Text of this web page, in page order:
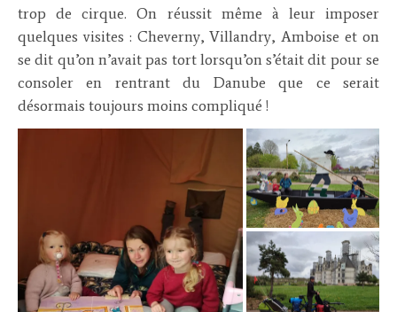
trop de cirque. On réussit même à leur imposer
quelques visites : Cheverny, Villandry, Amboise et on
se dit qu’on n’avait pas tort lorsqu’on s’était dit pour se
consoler en rentrant du Danube que ce serait
désormais toujours moins compliqué !